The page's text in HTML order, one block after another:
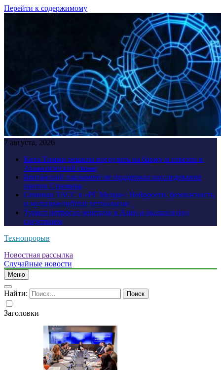
Перейти к содержимому
7 августа, 2026
Кита Тимми решили погрузить на баржу и отвезти в
Атлантический океан
Британский парламент не поддержал расследование
против Стармера
Семинар ТАСС в «РГ Медиа»: Нейросети, безопасность
и мультимедийные технологии
Турист потрогал черепаху в Азии и оказался под
следствием
Технопрорыв
Новостная рассылка
Случайные новости
Меню
Найти:
Заголовки